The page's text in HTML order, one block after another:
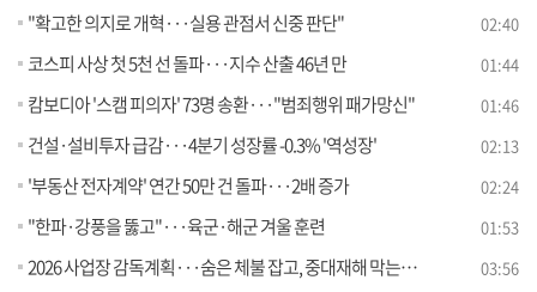
"확고한 의지로 개혁···실용 관점서 신중 판단" 02:40
코스피 사상 첫 5천 선 돌파···지수 산출 46년 만 01:44
캄보디아 '스캠 피의자' 73명 송환···"범죄행위 패가망신" 01:46
건설·설비투자 급감···4분기 성장률 -0.3% '역성장' 02:13
'부동산 전자계약' 연간 50만 건 돌파···2배 증가 02:24
"한파·강풍을 뚫고"···육군·해군 겨울 훈련 01:53
2026 사업장 감독계획···숨은 체불 잡고, 중대재해 막는다 [뉴스의 맥] 03:56